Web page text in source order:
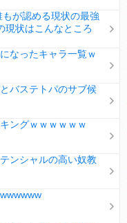
が認める現状の最強
現状はこんなところ
なったキャラ一覧ｗ
バステトパのサブ候
ングｗｗｗｗｗｗ
ンシャルの高い奴教